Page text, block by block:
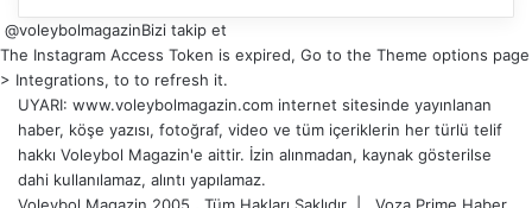
@voleybolmagazinBizi takip et
The Instagram Access Token is expired, Go to the Theme options page
> Integrations, to to refresh it.
UYARI: www.voleybolmagazin.com internet sitesinde yayınlanan
haber, köşe yazısı, fotoğraf, video ve tüm içeriklerin her türlü telif
hakkı Voleybol Magazin'e aittir. İzin alınmadan, kaynak gösterilse
dahi kullanılamaz, alıntı yapılamaz.